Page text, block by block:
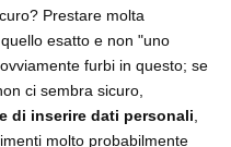
Prestare molta
esatto e non "uno
furbi in questo; se
ci sembra sicuro,
di inserire dati personali
molto probabilmente